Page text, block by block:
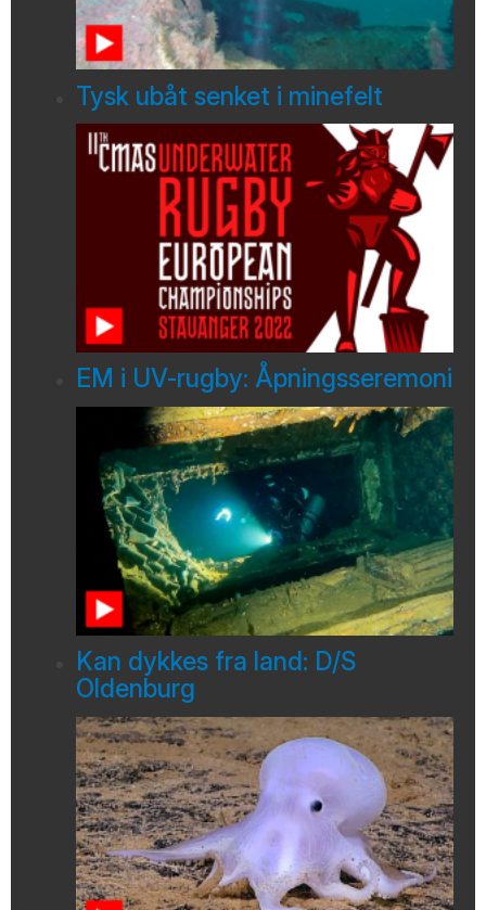
Tysk ubåt senket i minefelt
EM i UV-rugby: Åpningsseremoni
Kan dykkes fra land: D/S
Oldenburg